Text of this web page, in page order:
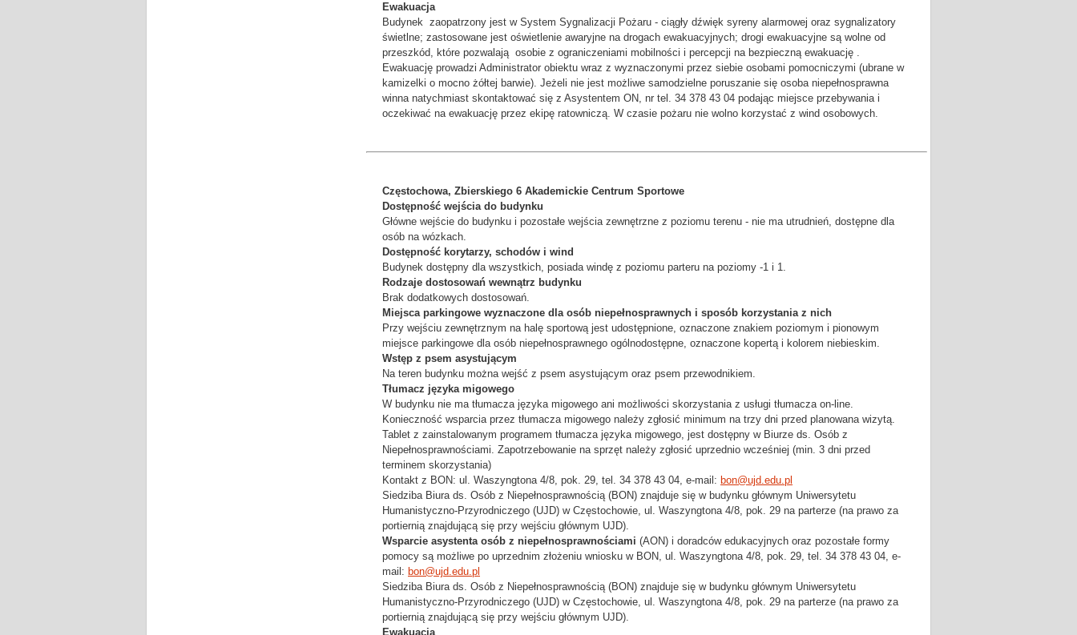
Ewakuacja
Budynek zaopatrzony jest w System Sygnalizacji Pożaru - ciągły dźwięk syreny alarmowej oraz sygnalizatory
świetlne; zastosowane jest oświetlenie awaryjne na drogach ewakuacyjnych; drogi ewakuacyjne są wolne od
przeszkód, które pozwalają osobie z ograniczeniami mobilności i percepcji na bezpieczną ewakuację .
Ewakuację prowadzi Administrator obiektu wraz z wyznaczonymi przez siebie osobami pomocniczymi (ubrane w
kamizelki o mocno żółtej barwie). Jeżeli nie jest możliwe samodzielne poruszanie się osoba niepełnosprawna
winna natychmiast skontaktować się z Asystentem ON, nr tel. 34 378 43 04 podając miejsce przebywania i
oczekiwać na ewakuację przez ekipę ratowniczą. W czasie pożaru nie wolno korzystać z wind osobowych.
Częstochowa, Zbierskiego 6 Akademickie Centrum Sportowe
Dostępność wejścia do budynku
Główne wejście do budynku i pozostałe wejścia zewnętrzne z poziomu terenu - nie ma utrudnień, dostępne dla
osób na wózkach.
Dostępność korytarzy, schodów i wind
Budynek dostępny dla wszystkich, posiada windę z poziomu parteru na poziomy -1 i 1.
Rodzaje dostosowań wewnątrz budynku
Brak dodatkowych dostosowań.
Miejsca parkingowe wyznaczone dla osób niepełnosprawnych i sposób korzystania z nich
Przy wejściu zewnętrznym na halę sportową jest udostępnione, oznaczone znakiem poziomym i pionowym
miejsce parkingowe dla osób niepełnosprawnego ogólnodostępne, oznaczone kopertą i kolorem niebieskim.
Wstęp z psem asystującym
Na teren budynku można wejść z psem asystującym oraz psem przewodnikiem.
Tłumacz języka migowego
W budynku nie ma tłumacza języka migowego ani możliwości skorzystania z usługi tłumacza on-line.
Konieczność wsparcia przez tłumacza migowego należy zgłosić minimum na trzy dni przed planowana wizytą.
Tablet z zainstalowanym programem tłumacza języka migowego, jest dostępny w Biurze ds. Osób z
Niepełnosprawnościami. Zapotrzebowanie na sprzęt należy zgłosić uprzednio wcześniej (min. 3 dni przed
terminem skorzystania)
Kontakt z BON: ul. Waszyngtona 4/8, pok. 29, tel. 34 378 43 04, e-mail: bon@ujd.edu.pl
Siedziba Biura ds. Osób z Niepełnosprawnością (BON) znajduje się w budynku głównym Uniwersytetu
Humanistyczno-Przyrodniczego (UJD) w Częstochowie, ul. Waszyngtona 4/8, pok. 29 na parterze (na prawo za
portiernią znajdującą się przy wejściu głównym UJD).
Wsparcie asystenta osób z niepełnosprawnościami (AON) i doradców edukacyjnych oraz pozostałe formy
pomocy są możliwe po uprzednim złożeniu wniosku w BON, ul. Waszyngtona 4/8, pok. 29, tel. 34 378 43 04, e-
mail: bon@ujd.edu.pl
Siedziba Biura ds. Osób z Niepełnosprawnością (BON) znajduje się w budynku głównym Uniwersytetu
Humanistyczno-Przyrodniczego (UJD) w Częstochowie, ul. Waszyngtona 4/8, pok. 29 na parterze (na prawo za
portiernią znajdującą się przy wejściu głównym UJD).
Ewakuacja